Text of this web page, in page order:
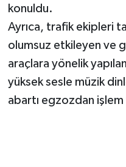
konuldu.
Ayrıca, trafik ekipleri
olumsuz etkileyen ve
araçlara yönelik
yüksek sesle müzik
abartı egzozdan işlem